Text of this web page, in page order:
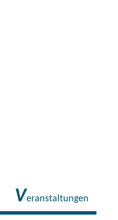
Veranstaltungen